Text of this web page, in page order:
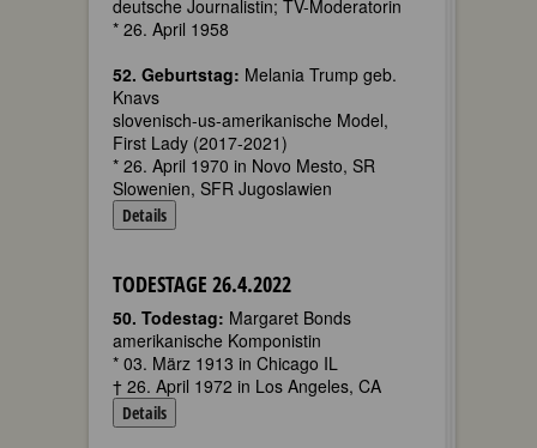
deutsche Journalistin; TV-Moderatorin
* 26. April 1958
52. Geburtstag: Melania Trump geb.
Knavs
slovenisch-us-amerikanische Model,
First Lady (2017-2021)
* 26. April 1970 in Novo Mesto, SR
Slowenien, SFR Jugoslawien
Details
TODESTAGE 26.4.2022
50. Todestag: Margaret Bonds
amerikanische Komponistin
* 03. März 1913 in Chicago IL
† 26. April 1972 in Los Angeles, CA
Details